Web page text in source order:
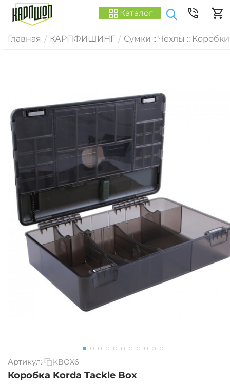
Каталог
Главная / КАРПФИШИНГ / Сумки :: Чехлы :: Коробки
Артикул: KBOX6
Коробка Korda Tackle Box